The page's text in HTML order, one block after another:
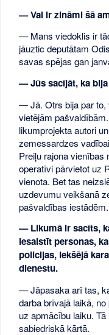
— Vai ir zināmi šā
— Mans viedoklis ir
jāuztic deputātam
savas spējas gan
— Jūs sacījāt, ka
— Jā. Otrs bija par to,
vietējām
likumprojekta autori
zemessardzes
Preiļu rajona
operatīvi pārvietot uz
vienota. Bet tas
uzdevumu veikšanā
pašvaldības iestādēm.
— Likumā ir sacīts,
iesaistīt personas,
policijas, iekšējā
dienestu.
— Jāpasaka arī tas,
darba brīvajā laikā,
uz apmācību laiku.
sabiedriskā kārtā.